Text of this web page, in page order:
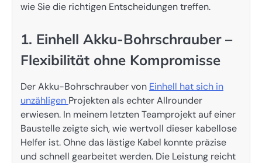
wie Sie die richtigen Entscheidungen treffen.
1. Einhell Akku-Bohrschrauber –
Flexibilität ohne Kompromisse
Der Akku-Bohrschrauber von Einhell hat sich in
unzähligen Projekten als echter Allrounder
erwiesen. In meinem letzten Teamprojekt auf einer
Baustelle zeigte sich, wie wertvoll dieser kabellose
Helfer ist. Ohne das lästige Kabel konnte präzise
und schnell gearbeitet werden. Die Leistung reicht